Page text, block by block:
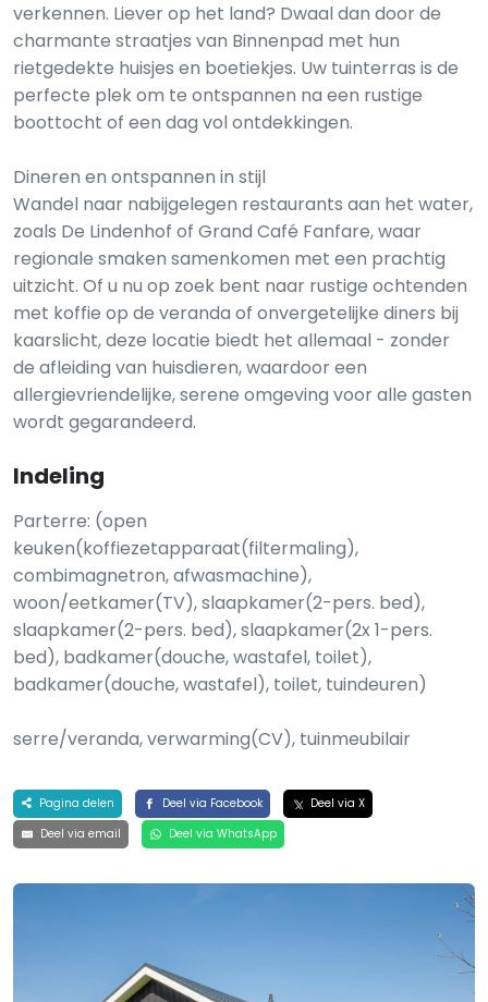
verkennen. Liever op het land? Dwaal dan door de
charmante straatjes van Binnenpad met hun
rietgedekte huisjes en boetiekjes. Uw tuinterras is de
perfecte plek om te ontspannen na een rustige
boottocht of een dag vol ontdekkingen.
Dineren en ontspannen in stijl
Wandel naar nabijgelegen restaurants aan het water,
zoals De Lindenhof of Grand Café Fanfare, waar
regionale smaken samenkomen met een prachtig
uitzicht. Of u nu op zoek bent naar rustige ochtenden
met koffie op de veranda of onvergetelijke diners bij
kaarslicht, deze locatie biedt het allemaal - zonder
de afleiding van huisdieren, waardoor een
allergievriendelijke, serene omgeving voor alle gasten
wordt gegarandeerd.
Indeling
Parterre: (open
keuken(koffiezetapparaat(filtermaling),
combimagnetron, afwasmachine),
woon/eetkamer(TV), slaapkamer(2-pers. bed),
slaapkamer(2-pers. bed), slaapkamer(2x 1-pers.
bed), badkamer(douche, wastafel, toilet),
badkamer(douche, wastafel), toilet, tuindeuren)
serre/veranda, verwarming(CV), tuinmeubilair
Pagina delen Deel via Facebook
Deel via X
Deel via email
Deel via WhatsApp